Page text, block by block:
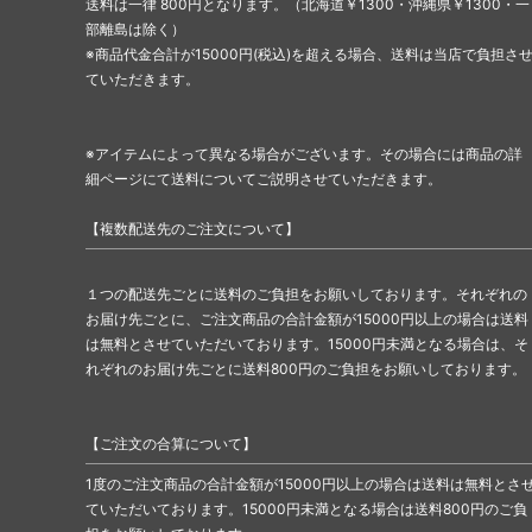
送料は一律 800円となります。（北海道￥1300・沖縄県￥1300・一
部離島は除く）
※商品代金合計が15000円(税込)を超える場合、送料は当店で負担させ
ていただきます。
※アイテムによって異なる場合がございます。その場合には商品の詳
細ページにて送料についてご説明させていただきます。
【複数配送先のご注文について】
１つの配送先ごとに送料のご負担をお願いしております。それぞれの
お届け先ごとに、ご注文商品の合計金額が15000円以上の場合は送料
は無料とさせていただいております。15000円未満となる場合は、そ
れぞれのお届け先ごとに送料800円のご負担をお願いしております。
【ご注文の合算について】
1度のご注文商品の合計金額が15000円以上の場合は送料は無料とさ
ていただいております。15000円未満となる場合は送料800円のご負